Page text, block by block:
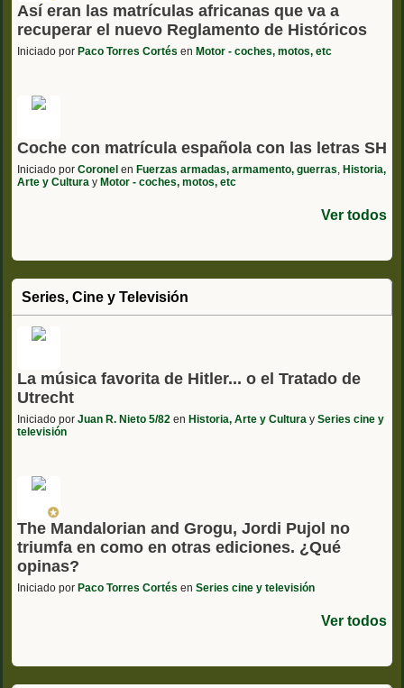
Así eran las matrículas africanas que va a
recuperar el nuevo Reglamento de Históricos
Iniciado por Paco Torres Cortés en Motor - coches, motos, etc
Coche con matrícula española con las letras SH
Iniciado por Coronel en Fuerzas armadas, armamento, guerras Historia,
Arte y Cultura y Motor - coches, motos, etc
Ver todos
Series, Cine y Televisión
La música favorita de Hitler... o el Tratado de
Utrecht
Iniciado por Juan R. Nieto 5/82 en Historia, Arte y Cultura y Series cine y
televisión
The Mandalorian and Grogu, Jordi Pujol no
triumfa en como en otras ediciones. ¿Qué
opinas?
Iniciado por Paco Torres Cortés en Series cine y televisión
Ver todos